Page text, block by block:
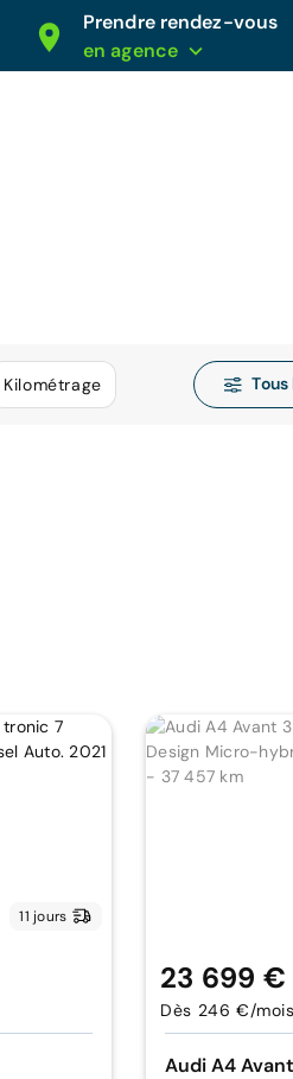
Prendre rendez-vous
en agence
Kilométrage
11 jours
Audi A4 Avant
23 699 €
Dès 246 €/mois